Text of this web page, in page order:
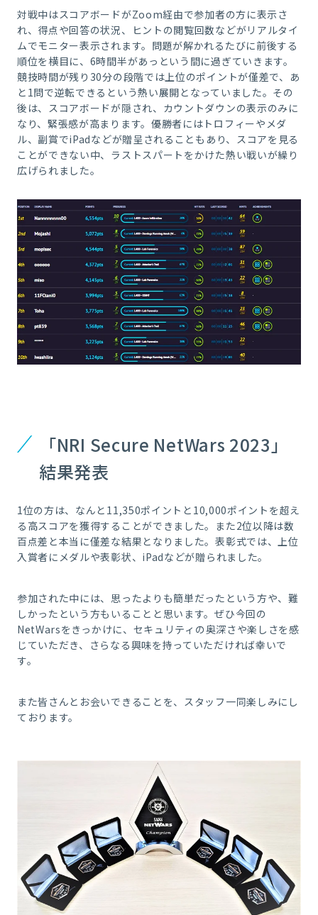
対戦中はスコアボードがZoom経由で参加者の方に表示さ
れ、得点や回答の状況、ヒントの閲覧回数などがリアルタイ
ムでモニター表示されます。問題が解かれるたびに前後する
順位を横目に、6時間半があっという間に過ぎていきます。
競技時間が残り30分の段階では上位のポイントが僅差で、あ
と1問で逆転できるという熱い展開となっていました。その
後は、スコアボードが隠され、カウントダウンの表示のみに
なり、緊張感が高まります。優勝者にはトロフィーやメダ
ル、副賞でiPadなどが贈呈されることもあり、スコアを見る
ことができない中、ラストスパートをかけた熱い戦いが繰り
広げられました。
「NRI Secure NetWars 2023」
結果発表
1位の方は、なんと11,350ポイントと10,000ポイントを超え
る高スコアを獲得することができました。また2位以降は数
百点差と本当に僅差な結果となりました。表彰式では、上位
入賞者にメダルや表彰状、iPadなどが贈られました。
参加された中には、思ったよりも簡単だったという方や、難
しかったという方もいることと思います。ぜひ今回の
NetWarsをきっかけに、セキュリティの奥深さや楽しさを感
じていただき、さらなる興味を持っていただければ幸いで
す。
また皆さんとお会いできることを、スタッフ一同楽しみにし
ております。